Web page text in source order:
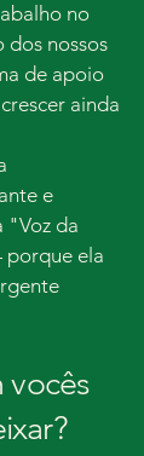
no
dos nossos
de apoio
ainda
e
"Voz da
ela
vocês